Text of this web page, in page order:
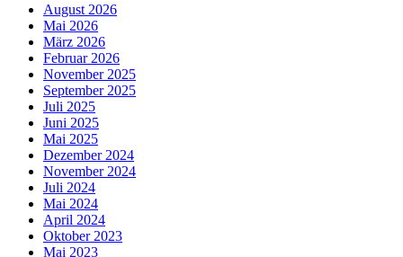
August 2026
Mai 2026
März 2026
Februar 2026
November 2025
September 2025
Juli 2025
Juni 2025
Mai 2025
Dezember 2024
November 2024
Juli 2024
Mai 2024
April 2024
Oktober 2023
Mai 2023